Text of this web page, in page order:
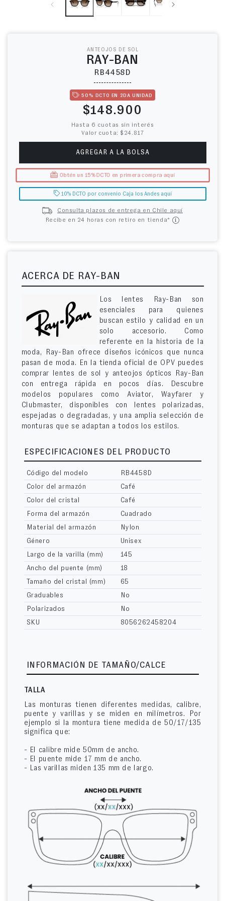
ANTEOJOS DE SOL
RAY-BAN
RB4458D
50% DCTO EN 2DA UNIDAD
Precio habitual
$148.900
Hasta 6 cuotas sin interés
Valor cuota: $24.817
AGREGAR A LA BOLSA
Obtén un 15% DCTO en primera compra aquí
10% DCTO por convenio Caja los Andes aquí
Consulta plazos de entrega en Chile aquí
Recibe en 24 horas con retiro en tienda*
ACERCA DE RAY-BAN
Los lentes Ray-Ban son
esenciales para quienes
buscan estilo y calidad en un
solo accesorio. Como
referente en la historia de la
moda, Ray-Ban ofrece diseños icónicos que nunca
pasan de moda. En la tienda oficial de OPV puedes
comprar lentes de sol y anteojos ópticos Ray-Ban
con entrega rápida en pocos días. Descubre
modelos populares como Aviator, Wayfarer y
Clubmaster, disponibles con lentes polarizadas,
espejadas o degradadas, y una amplia selección de
monturas que se adaptan a todos los estilos.
ESPECIFICACIONES DEL PRODUCTO
Código del modelo
RB4458D
Color del armazón
Café
Color del cristal
Café
Forma del armazón
Cuadrado
Material del armazón
Nylon
Género
Unisex
Largo de la varilla (mm)
145
Ancho del puente (mm)
18
Tamaño del cristal (mm)
65
Graduables
No
Polarizados
No
SKU
8056262458204
INFORMACIÓN DE TAMAÑO/CALCE
TALLA
Las monturas tienen diferentes medidas, calibre,
puente y varillas y se miden en milímetros. Por
ejemplo si la montura tiene medida de 50/17/135
significa que:
- El calibre mide 50mm de ancho.
- El puente mide 17 mm de ancho.
- Las varillas miden 135 mm de largo.